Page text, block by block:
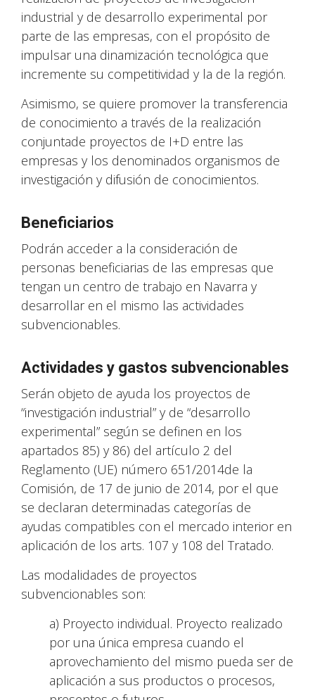
industrial y de desarrollo experimental por
parte de las empresas, con el propósito de
impulsar una dinamización tecnológica que
incremente su competitividad y la de la región.
Asimismo, se quiere promover la transferencia
de conocimiento a través de la realización
conjuntade proyectos de I+D entre las
empresas y los denominados organismos de
investigación y difusión de conocimientos.
Beneficiarios
Podrán acceder a la consideración de
personas beneficiarias de las empresas que
tengan un centro de trabajo en Navarra y
desarrollar en el mismo las actividades
subvencionables.
Actividades y gastos subvencionables
Serán objeto de ayuda los proyectos de
“investigación industrial” y de “desarrollo
experimental” según se definen en los
apartados 85) y 86) del artículo 2 del
Reglamento (UE) número 651/2014de la
Comisión, de 17 de junio de 2014, por el que
se declaran determinadas categorías de
ayudas compatibles con el mercado interior en
aplicación de los arts. 107 y 108 del Tratado.
Las modalidades de proyectos
subvencionables son:
a) Proyecto individual. Proyecto realizado
por una única empresa cuando el
aprovechamiento del mismo pueda ser de
aplicación a sus productos o procesos,